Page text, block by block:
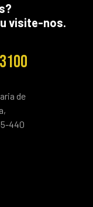
visite-nos.
de
440